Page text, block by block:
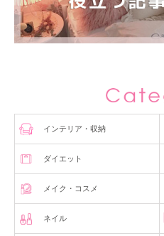
インテリア・収納
ダイエット
メイク・コスメ
ネイル